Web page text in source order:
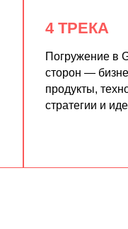
4 ТРЕКА
Погружение в
сторон —
продукты,
стратегии и